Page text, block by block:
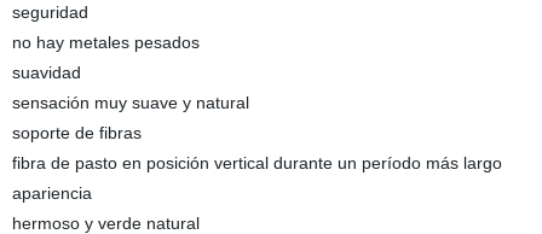
seguridad
no hay metales pesados
suavidad
sensación muy suave y natural
soporte de fibras
fibra de pasto en posición vertical durante un período más largo
apariencia
hermoso y verde natural